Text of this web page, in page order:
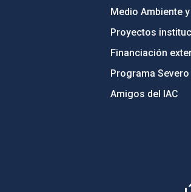
Medio Ambiente
Proyectos
Financiación
Programa Severo
Amigos del IAC